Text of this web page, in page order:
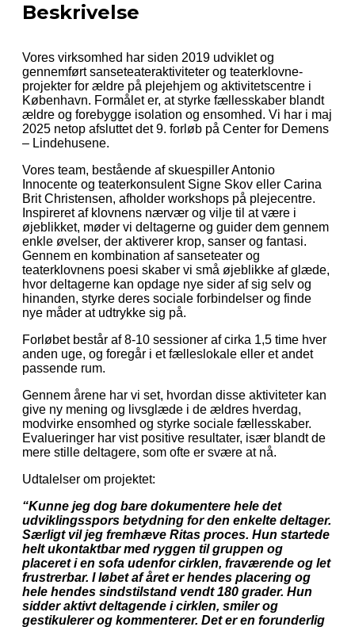
Beskrivelse
Vores virksomhed har siden 2019 udviklet og
gennemført sanseteateraktiviteter og teaterklovne-
projekter for ældre på plejehjem og aktivitetscentre i
København. Formålet er, at styrke fællesskaber blandt
ældre og forebygge isolation og ensomhed. Vi har i maj
2025 netop afsluttet det 9. forløb på Center for Demens
– Lindehusene.
Vores team, bestående af skuespiller Antonio
Innocente og teaterkonsulent Signe Skov eller Carina
Brit Christensen, afholder workshops på plejecentre.
Inspireret af klovnens nærvær og vilje til at være i
øjeblikket, møder vi deltagerne og guider dem gennem
enkle øvelser, der aktiverer krop, sanser og fantasi.
Gennem en kombination af sanseteater og
teaterklovnens poesi skaber vi små øjeblikke af glæde,
hvor deltagerne kan opdage nye sider af sig selv og
hinanden, styrke deres sociale forbindelser og finde
nye måder at udtrykke sig på.
Forløbet består af 8-10 sessioner af cirka 1,5 time hver
anden uge, og foregår i et fælleslokale eller et andet
passende rum.
Gennem årene har vi set, hvordan disse aktiviteter kan
give ny mening og livsglæde i de ældres hverdag,
modvirke ensomhed og styrke sociale fællesskaber.
Evalueringer har vist positive resultater, især blandt de
mere stille deltagere, som ofte er svære at nå.
Udtalelser om projektet:
“Kunne jeg dog bare dokumentere hele det
udviklingsspors betydning for den enkelte deltager.
Særligt vil jeg fremhæve Ritas proces. Hun startede
helt ukontaktbar med ryggen til gruppen og
placeret i en sofa udenfor cirklen, fraværende og let
frustrerbar. I løbet af året er hendes placering og
hele hendes sindstilstand vendt 180 grader. Hun
sidder aktivt deltagende i cirklen, smiler og
gestikulerer og kommenterer. Det er en forunderlig